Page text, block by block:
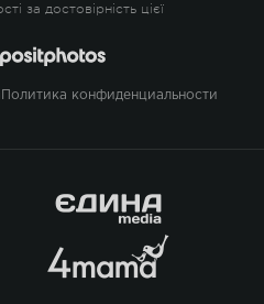
за достовірність цієї
Политика конфиденциальности